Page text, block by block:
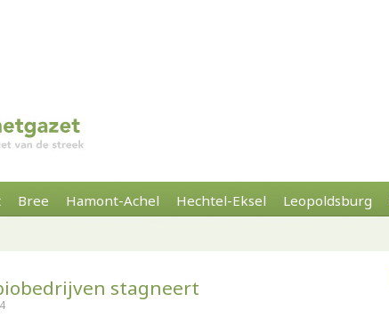
Bree Hamont-Achel Hechtel-Eksel Leopoldsburg
stagneert